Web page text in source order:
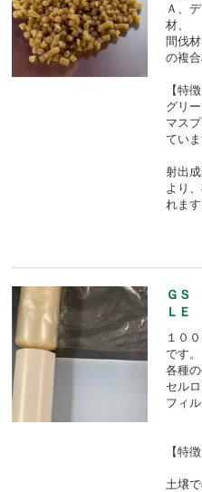
Ａ、
材、
間伐
の複合
【特徴
グリ
マス
ていま
射出
より
れます
ＧＳ
ＬＥ
１０
です。
各種
セル
フィ
【特徴
土壌